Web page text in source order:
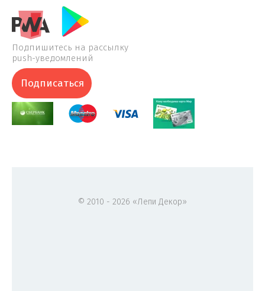
Подпишитесь на рассылку
push-уведомлений
Подписаться
© 2010 - 2026 «Лепи Декор»